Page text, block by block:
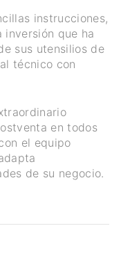
instrucciones,
que ha
sus utensilios de
técnico con
en todos
el equipo
de su negocio.